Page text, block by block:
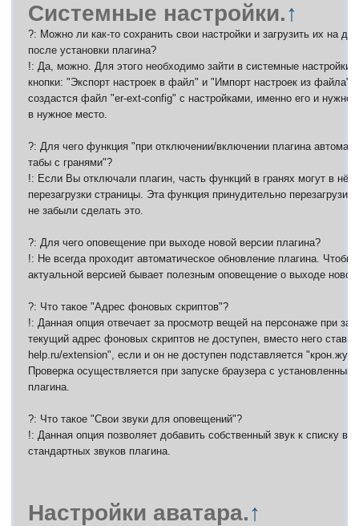
Системные настройки.↑
?: Можно ли как-то сохранить свои настройки и загрузить их на
после установки плагина?
!: Да, можно. Для этого необходимо зайти в системные настройки,
кнопки: "Экспорт настроек в файл" и "Импорт настроек из файла".
создастся файл "er-ext-config" с настройками, именно его и нужно
в нужное место.
?: Для чего функция "при отключении/включении плагина
табы с гранями"?
!: Если Вы отключали плагин, часть функций в гранях могут в нём
перезагрузки страницы. Эта функция принудительно
не забыли сделать это.
?: Для чего оповещение при выходе новой версии плагина?
!: Не всегда проходит автоматическое обновление плагина. Чтобы
актуальной версией бывает полезным оповещение о выходе новой
?: Что такое "Адрес фоновых скриптов"?
!: Данная опция отвечает за просмотр вещей на персонаже при
текущий адрес фоновых скриптов не доступен, вместо него
help.ru/extension", если и он не доступен подставляется
Проверка осуществляется при запуске браузера с установленным
плагина.
?: Что такое "Свои звуки для оповещений"?
!: Данная опция позволяет добавить собственный звук к списку
стандартных звуков плагина.
Настройки аватара.↑